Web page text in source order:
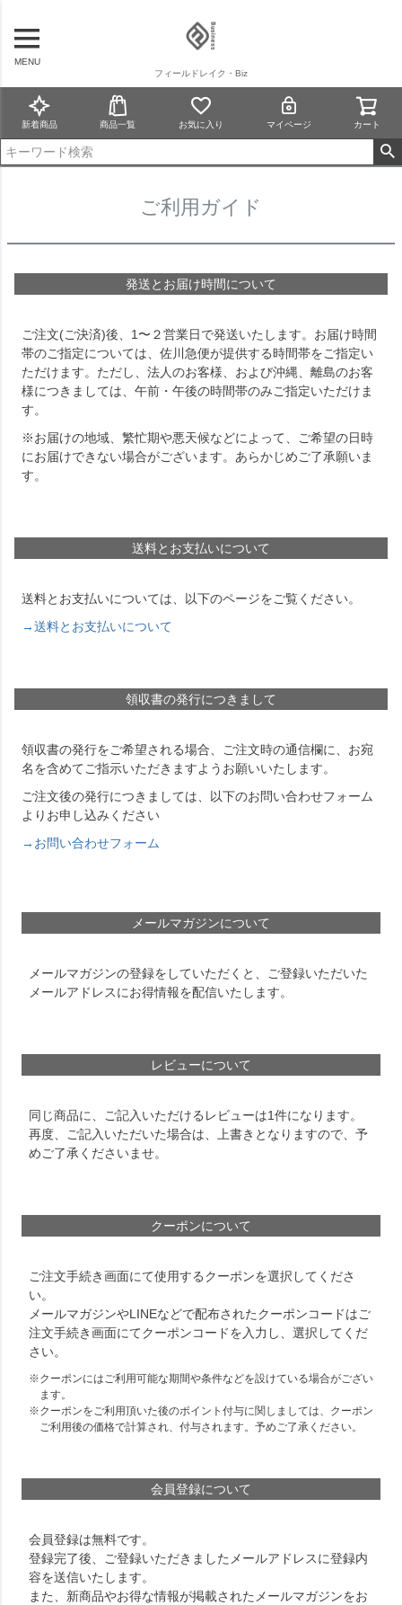
MENU
フィールドレイク・Biz
新着商品 商品一覧 お気に入り マイページ カート
ご利用ガイド
発送とお届け時間について
ご注文(ご決済)後、1〜２営業日で発送いたします。お届け時間
帯のご指定については、佐川急便が提供する時間帯をご指定い
ただけます。ただし、法人のお客様、および沖縄、離島のお客
様につきましては、午前・午後の時間帯のみご指定いただけま
す。
※お届けの地域、繁忙期や悪天候などによって、ご希望の日時
にお届けできない場合がございます。あらかじめご了承願いま
す。
送料とお支払いについて
送料とお支払いについては、以下のページをご覧ください。
→送料とお支払いについて
領収書の発行につきまして
領収書の発行をご希望される場合、ご注文時の通信欄に、お宛
名を含めてご指示いただきますようお願いいたします。
ご注文後の発行につきましては、以下のお問い合わせフォーム
よりお申し込みください
→お問い合わせフォーム
メールマガジンについて
メールマガジンの登録をしていただくと、ご登録いただいた
メールアドレスにお得情報を配信いたします。
レビューについて
同じ商品に、ご記入いただけるレビューは1件になります。
再度、ご記入いただいた場合は、上書きとなりますので、予
めご了承くださいませ。
クーポンについて
ご注文手続き画面にて使用するクーポンを選択してくださ
い。
メールマガジンやLINEなどで配布されたクーポンコードはご
注文手続き画面にてクーポンコードを入力し、選択してくだ
さい。
クーポンにはご利用可能な期間や条件などを設けている場合がござい
ます。
クーポンをご利用頂いた後のポイント付与に関しましては、クーポン
ご利用後の価格で計算され、付与されます。予めご了承ください。
会員登録について
会員登録は無料です。
登録完了後、ご登録いただきましたメールアドレスに登録内
容を送信いたします。
また、新商品やお得な情報が掲載されたメールマガジンをお